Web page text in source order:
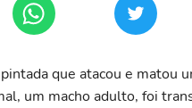
que atacou e matou
um macho adulto, foi